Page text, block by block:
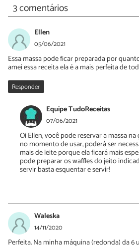
3 comentários
Ellen
05/06/2021
Essa massa pode ficar preparada por
amei essa receita ela é a mais perfeita de
Responder
Equipe TudoReceitas
07/06/2021
Oi Ellen, você pode reservar a massa na
no momento de usar, poderá ser
mais de leite porque ela ficará mais
pode preparar os waffles do jeito
servir basta esquentar e servir!
Waleska
14/11/2020
Perfeita. Na minha máquina (redonda) da 6